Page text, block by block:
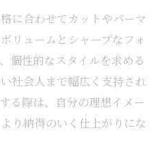
上がりを得る会話術
理容室選びが重要な理由
スパイキーアフロの仕
に合わせてカットやパーマ
リュームとシャープなフォ
個性的なスタイルを求める
社会人まで幅広く支持され
る際は、自分の理想イメー
り納得のいく仕上がりにな